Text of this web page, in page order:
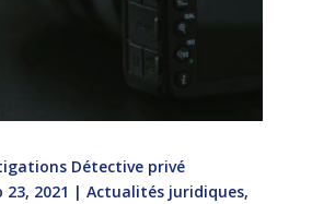
Détective privé
23, 2021 | Actualités juridiques,